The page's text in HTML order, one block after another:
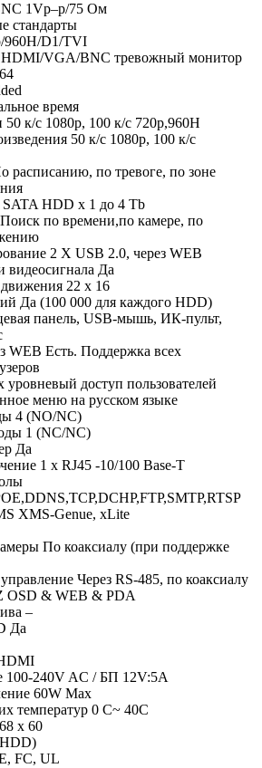
1Vp–p/75 Ом
стандарты
960H/D1/TVI
VGA/BNC тревожный монитор
время
50 к/с 1080p, 100 к/с 720p,960H
50 к/с 1080p, 100 к/с
расписанию, по тревоге, по зоне
HDD х 1 до 4 Тb
по времени,по камере, по
2 X USB 2.0, через WEB
видеосигнала Да
22 х 16
Да (100 000 для каждого HDD)
панель, USB-мышь, ИК-пульт,
WEB Есть. Поддержка всех
уровневый доступ пользователей
меню на русском языке
4 (NO/NC)
1 (NC/NC)
Да
1 х RJ45 -10/100 Base-T
XMS-Genue, xLite
По коаксиалу (при поддержке
Через RS-485, по коаксиалу
OSD & WEB & PDA
–
Да
100-240V AC / БП 12V:5A
60W Max
температур 0 C~ 40C
х 60
HDD)
FC, UL